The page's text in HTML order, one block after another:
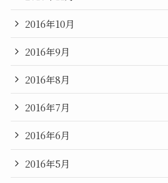
2016年10月
2016年9月
2016年8月
2016年7月
2016年6月
2016年5月